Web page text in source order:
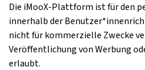
Die iMooX-Plattform ist für den
innerhalb der
nicht für kommerzielle Zwecke
Veröffentlichung von Werbung
erlaubt.